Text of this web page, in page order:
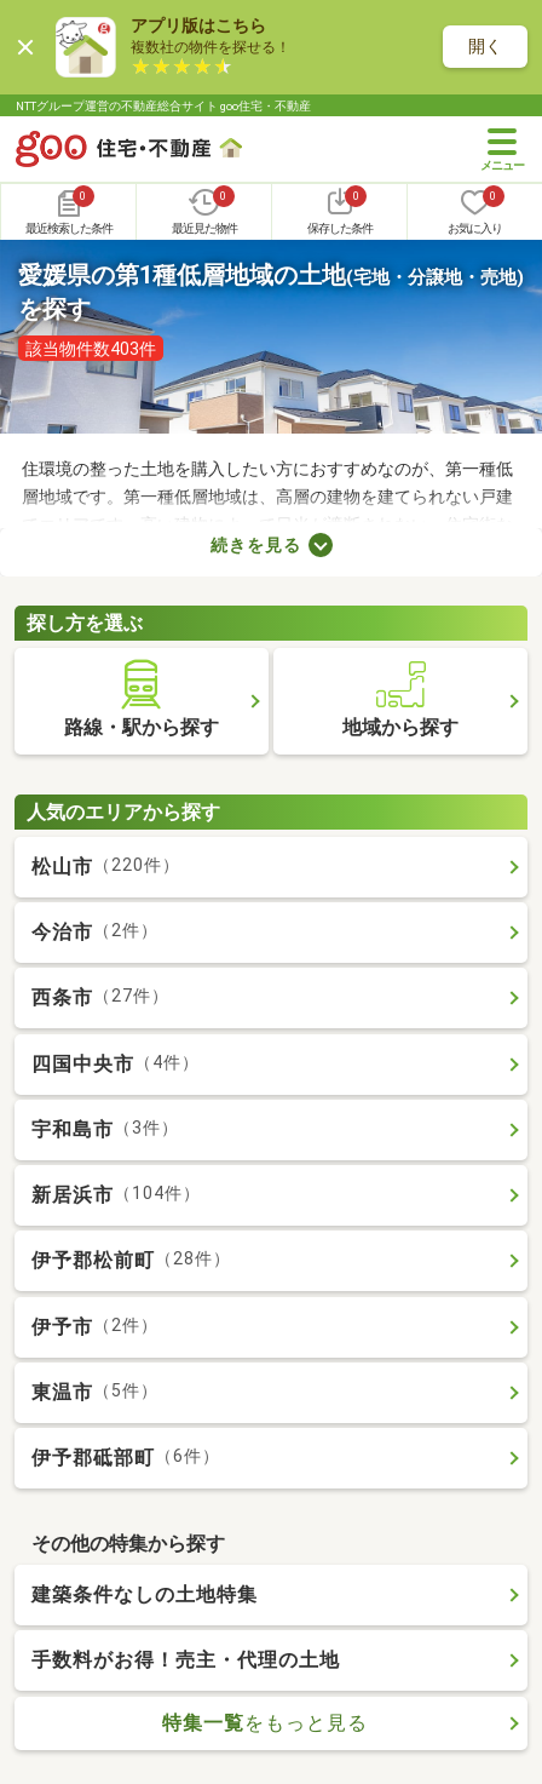
アプリ版はこちら
複数社の物件を探せる！ 開く
NTTグループ運営の不動産総合サイト goo住宅・不動産
0
最近検索した条件
0
最近見た物件
0
保存した条件
0
お気に入り
愛媛県の第1種低層地域の土地(宅地・分譲地・売地)
を探す
該当物件数403件
住環境の整った土地を購入したい方におすすめなのが、第一種低
層地域です。第一種低層地域は、高層の建物を建てられない戸建
てエリアです。高い建物によって日光が遮断されない、住宅街な
ので騒音トラブルが少ないなどのメリットがある地域なので、住
するので、引っ越しを検討している方はぜひチェックしてみてく
ださいね。
続きを見る
探し方を選ぶ
路線・駅から探す 地域から探す
人気のエリアから探す
松山市 （220件）
今治市 （2件）
西条市 （27件）
四国中央市 （4件）
宇和島市 （3件）
新居浜市 （104件）
伊予郡松前町 （28件）
伊予市 （2件）
東温市 （5件）
伊予郡砥部町 （6件）
その他の特集から探す
建築条件なしの土地特集
手数料がお得！売主・代理の土地
特集一覧をもっと見る